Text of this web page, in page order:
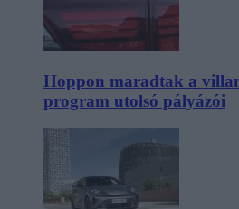
Hoppon maradtak a
program utolsó pályázói